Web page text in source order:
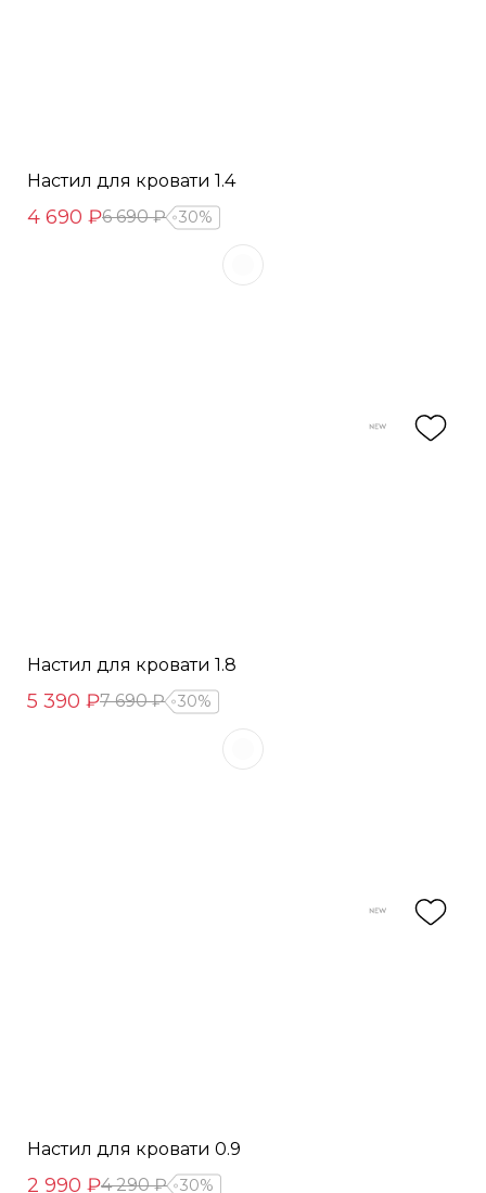
Настил для кровати 1.4
4 690 ₽6 690 ₽ 30%
Настил для кровати 1.8
5 390 ₽7 690 ₽ 30%
Настил для кровати 0.9
2 990 ₽4 290 ₽ 30%